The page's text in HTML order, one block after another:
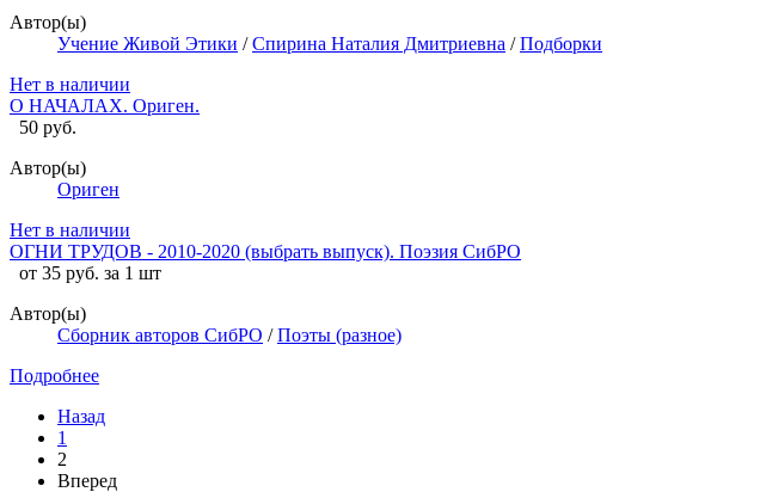
Автор(ы)
Учение Живой Этики /Спирина Наталия Дмитриевна /Подборки
Нет в наличии
О НАЧАЛАХ. Ориген.
50 руб.
Автор(ы)
Ориген
Нет в наличии
ОГНИ ТРУДОВ - 2010-2020 (выбрать выпуск). Поэзия СибРО
от 35 руб. за 1 шт
Автор(ы)
Сборник авторов СибРО /Поэты (разное)
Подробнее
Назад
1
2
Вперед